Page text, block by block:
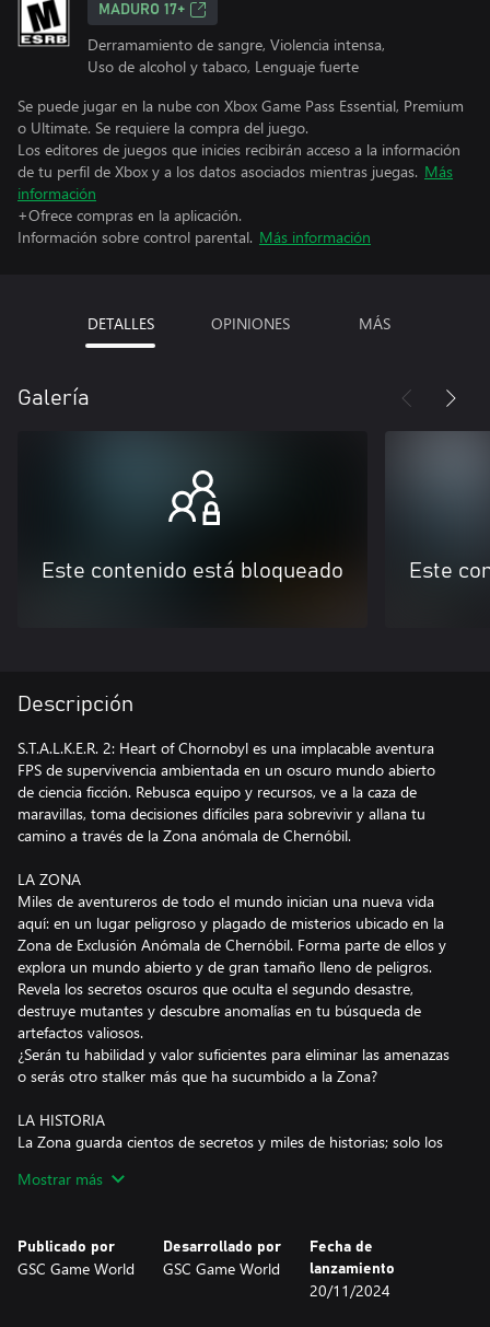
MADURO 17+
Derramamiento de sangre, Violencia intensa,
Uso de alcohol y tabaco, Lenguaje fuerte
Se puede jugar en la nube con Xbox Game Pass Essential, Premium
o Ultimate. Se requiere la compra del juego.
Los editores de juegos que inicies recibirán acceso a la información
de tu perfil de Xbox y a los datos asociados mientras juegas. Más
información
+Ofrece compras en la aplicación.
Información sobre control parental. Más información
DETALLES OPINIONES MÁS
Galería
Este contenido está bloqueado Este
Descripción
S.T.A.L.K.E.R. 2: Heart of Chornobyl es una implacable aventura
FPS de supervivencia ambientada en un oscuro mundo abierto
de ciencia ficción. Rebusca equipo y recursos, ve a la caza de
maravillas, toma decisiones difíciles para sobrevivir y allana tu
camino a través de la Zona anómala de Chernóbil.
LA ZONA
Miles de aventureros de todo el mundo inician una nueva vida
aquí: en un lugar peligroso y plagado de misterios ubicado en la
Zona de Exclusión Anómala de Chernóbil. Forma parte de ellos y
explora un mundo abierto y de gran tamaño lleno de peligros.
Revela los secretos oscuros que oculta el segundo desastre,
destruye mutantes y descubre anomalías en tu búsqueda de
artefactos valiosos.
¿Serán tu habilidad y valor suficientes para eliminar las amenazas
o serás otro stalker más que ha sucumbido a la Zona?
LA HISTORIA
La Zona guarda cientos de secretos y miles de historias; solo los
un stalker solitario y explorarás un mundo único y
decides, muchas de tus elecciones acarrearán consecuencias.
Algunas muy inesperadas.
La figura del stalker puede ser la de un amigo salvador y fiel, o la
Mostrar más
Publicado por
GSC Game World
Desarrollado por
GSC Game World
Fecha de
lanzamiento
20/11/2024